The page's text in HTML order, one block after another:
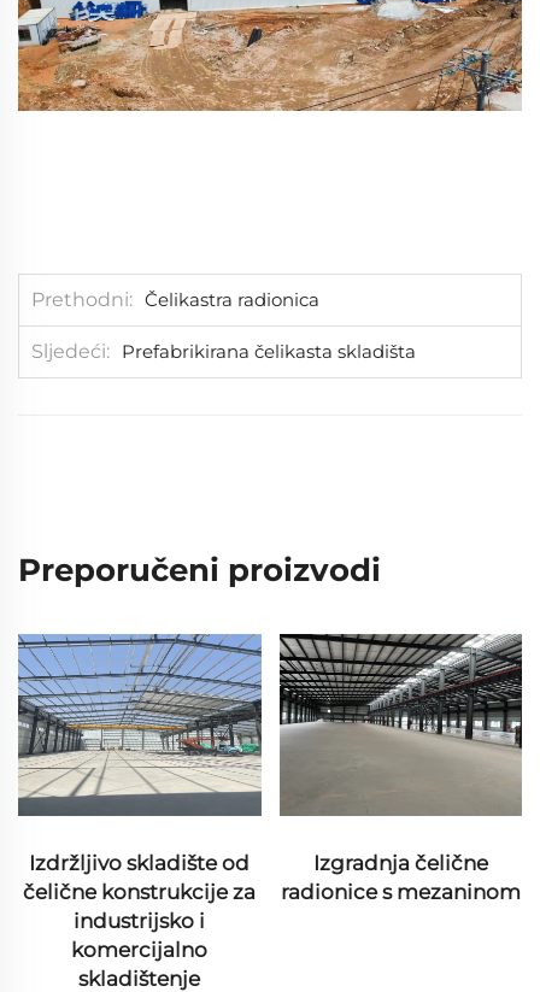
Prethodni Čelikastra radionica
Sljedeći Prefabrikirana čelikasta skladišta
Preporučeni proizvodi
Izdržljivo skladište od
čelične konstrukcije za
industrijsko i
komercijalno
skladištenje
Izgradnja čelične
radionice s mezaninom